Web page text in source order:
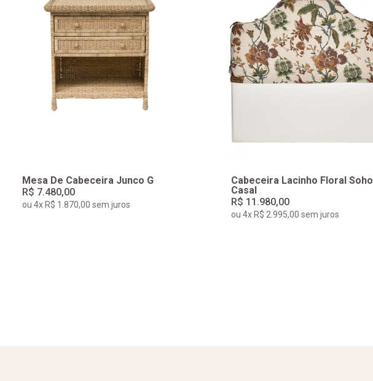
Mesa De Cabeceira Junco G
R$ 7.480,00
ou 4x R$ 1.870,00 sem juros
Cabeceira Lacinho Floral Soho
Casal
R$ 11.980,00
ou 4x R$ 2.995,00 sem juros